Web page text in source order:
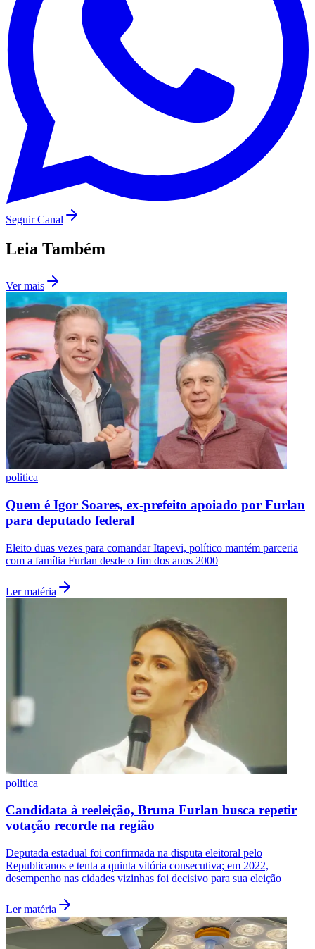
Fluminense
Vasco
Seguir Canal
Leia Também
Ver mais
politica
Quem é Igor Soares, ex-prefeito apoiado por Furlan
para deputado federal
Eleito duas vezes para comandar Itapevi, político mantém parceria
com a família Furlan desde o fim dos anos 2000
Ler matéria
politica
Candidata à reeleição, Bruna Furlan busca repetir
votação recorde na região
Deputada estadual foi confirmada na disputa eleitoral pelo
Republicanos e tenta a quinta vitória consecutiva; em 2022,
desempenho nas cidades vizinhas foi decisivo para sua eleição
Ler matéria